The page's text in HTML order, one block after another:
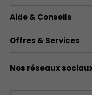
Aide & Conseils
Offres & Services
Nos réseaux